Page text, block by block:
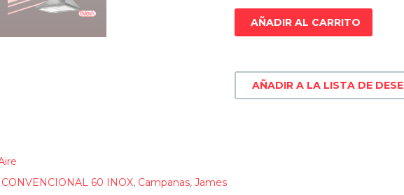
AÑADIR AL CARRITO
AÑADIR A LA LISTA DE
60 INOX, Campanas, James